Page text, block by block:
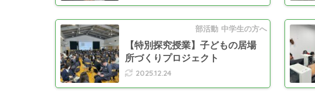
部活動 中学生の方へ
【特別探究授業】子どもの居場
所づくりプロジェクト
2025.12.24